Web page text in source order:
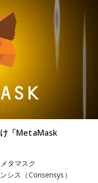
「MetaMask
タマスク
シス（Consensys）